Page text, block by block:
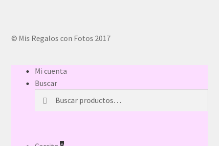
© Mis Regalos con Fotos 2017
Mi cuenta
Buscar